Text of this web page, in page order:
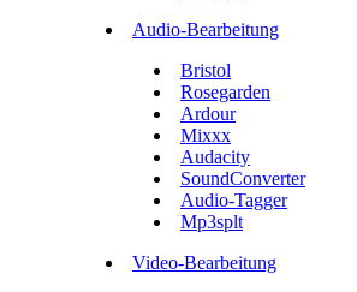
Audio-Bearbeitung
Bristol
Rosegarden
Ardour
Mixxx
Audacity
SoundConverter
Audio-Tagger
Mp3splt
Video-Bearbeitung